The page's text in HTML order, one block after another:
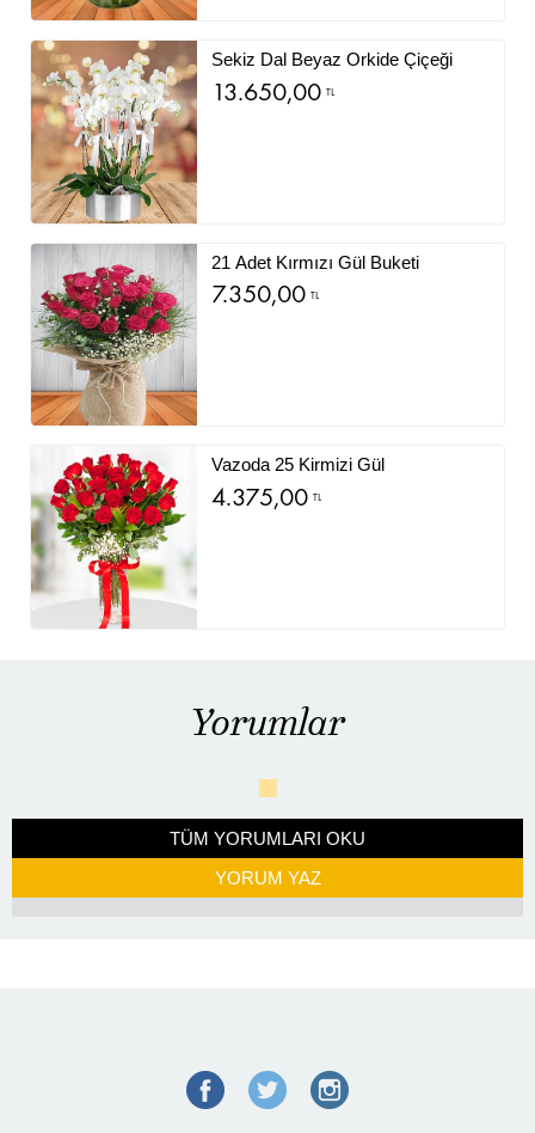
Sekiz Dal Beyaz Orkide Çiçeği
13.650,00 TL
21 Adet Kırmızı Gül Buketi
7.350,00 TL
Vazoda 25 Kirmizi Gül
4.375,00 TL
Yorumlar
TÜM YORUMLARI OKU
YORUM YAZ